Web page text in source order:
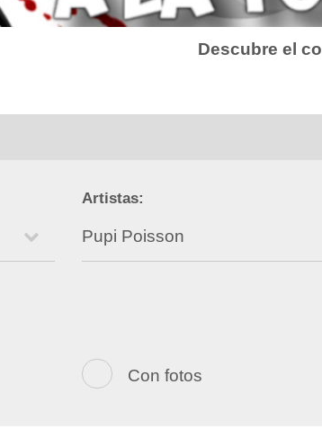
Descubre el
Artistas:
Con fotos